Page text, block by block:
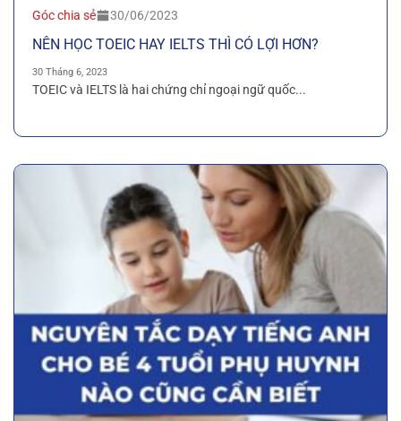
Góc chia sẻ 30/06/2023
NÊN HỌC TOEIC HAY IELTS THÌ CÓ LỢI HƠN?
30 Tháng 6, 2023
TOEIC và IELTS là hai chứng chỉ ngoại ngữ quốc...